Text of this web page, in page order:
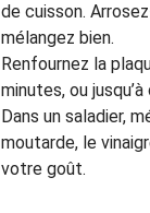
de cuisson.
mélangez bien.
Renfournez la
minutes, ou
Dans un saladier,
moutarde, le
votre goût.